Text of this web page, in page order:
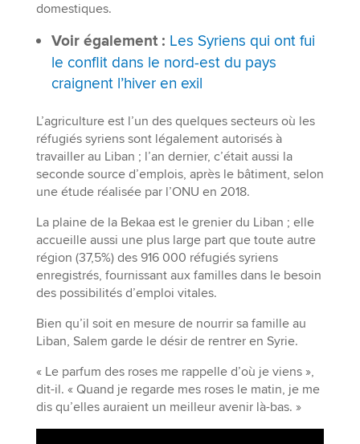
domestiques.
Voir également : Les Syriens qui ont fui
le conflit dans le nord-est du pays
craignent l’hiver en exil
L’agriculture est l’un des quelques secteurs où les
réfugiés syriens sont légalement autorisés à
travailler au Liban ; l’an dernier, c’était aussi la
seconde source d’emplois, après le bâtiment, selon
une étude réalisée par l’ONU en 2018.
La plaine de la Bekaa est le grenier du Liban ; elle
accueille aussi une plus large part que toute autre
région (37,5%) des 916 000 réfugiés syriens
enregistrés, fournissant aux familles dans le besoin
des possibilités d’emploi vitales.
Bien qu’il soit en mesure de nourrir sa famille au
Liban, Salem garde le désir de rentrer en Syrie.
« Le parfum des roses me rappelle d’où je viens »,
dit-il. « Quand je regarde mes roses le matin, je me
dis qu’elles auraient un meilleur avenir là-bas. »